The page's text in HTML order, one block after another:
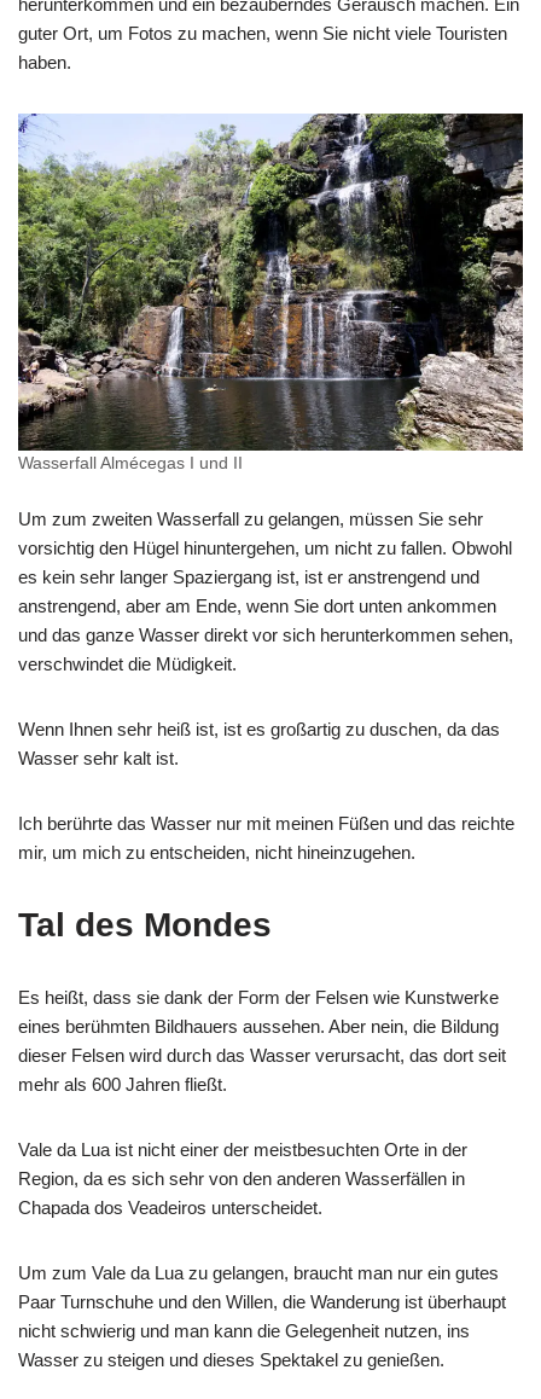
herunterkommen und ein bezauberndes Geräusch machen. Ein
guter Ort, um Fotos zu machen, wenn Sie nicht viele Touristen
haben.
Wasserfall Almécegas I und II
Um zum zweiten Wasserfall zu gelangen, müssen Sie sehr
vorsichtig den Hügel hinuntergehen, um nicht zu fallen. Obwohl
es kein sehr langer Spaziergang ist, ist er anstrengend und
anstrengend, aber am Ende, wenn Sie dort unten ankommen
und das ganze Wasser direkt vor sich herunterkommen sehen,
verschwindet die Müdigkeit.
Wenn Ihnen sehr heiß ist, ist es großartig zu duschen, da das
Wasser sehr kalt ist.
Ich berührte das Wasser nur mit meinen Füßen und das reichte
mir, um mich zu entscheiden, nicht hineinzugehen.
Tal des Mondes
Es heißt, dass sie dank der Form der Felsen wie Kunstwerke
eines berühmten Bildhauers aussehen. Aber nein, die Bildung
dieser Felsen wird durch das Wasser verursacht, das dort seit
mehr als 600 Jahren fließt.
Vale da Lua ist nicht einer der meistbesuchten Orte in der
Region, da es sich sehr von den anderen Wasserfällen in
Chapada dos Veadeiros unterscheidet.
Um zum Vale da Lua zu gelangen, braucht man nur ein gutes
Paar Turnschuhe und den Willen, die Wanderung ist überhaupt
nicht schwierig und man kann die Gelegenheit nutzen, ins
Wasser zu steigen und dieses Spektakel zu genießen.